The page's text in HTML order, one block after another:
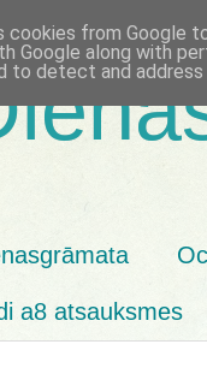
a8 atsauksmes
cookies from Google
Google along with
to detect and address